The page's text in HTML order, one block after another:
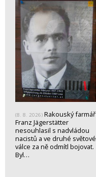
(8. 8. 2026) Rakouský farmář
Franz Jägerstätter
nesouhlasil s nadvládou
nacistů a ve druhé světové
válce za ně odmítl bojovat.
Byl…